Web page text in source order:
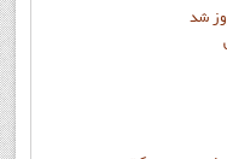
شد